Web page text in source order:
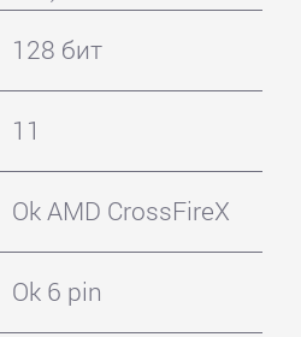
128 бит
11
Ok AMD CrossFireX
Ok 6 pin